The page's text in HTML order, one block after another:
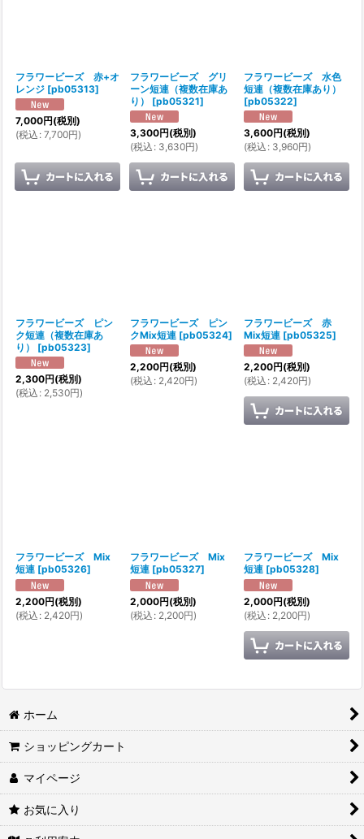
フラワービーズ 赤+オ
レンジ [pb05313]
7,000円(税別)
(税込 : 7,700円)
フラワービーズ グリ
ーン短連（複数在庫あ
り）
[pb05321]
3,300円(税別)
(税込 : 3,630円)
フラワービーズ 水色
短連（複数在庫あり）
[pb05322]
3,600円(税別)
(税込 : 3,960円)
フラワービーズ ピン
ク短連（複数在庫あ
り）
[pb05323]
2,300円(税別)
(税込 : 2,530円)
フラワービーズ ピン
クMix短連 [pb05324]
2,200円(税別)
(税込 : 2,420円)
フラワービーズ 赤
Mix短連 [pb05325]
2,200円(税別)
(税込 : 2,420円)
フラワービーズ Mix
短連 [pb05326]
2,200円(税別)
(税込 : 2,420円)
フラワービーズ Mix
短連 [pb05327]
2,000円(税別)
(税込 : 2,200円)
フラワービーズ Mix
短連 [pb05328]
2,000円(税別)
(税込 : 2,200円)
ホーム
ショッピングカート
マイページ
お気に入り